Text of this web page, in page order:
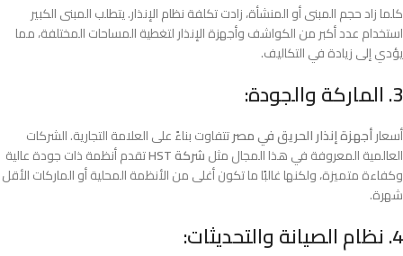
كلما زاد حجم المبنى أو المنشأة، زادت تكلفة نظام الإنذار. يتطلب المبنى الكبير
استخدام عدد أكبر من الكواشف وأجهزة الإنذار لتغطية المساحات المختلفة، مما
يؤدي إلى زيادة في التكاليف.
3. الماركة والجودة:
أسعارأجهزة إنذار الحريق في مصرتتفاوت بناءً على العلامة التجارية. الشركات
العالمية المعروفة في هذا المجال مثلشركة HST
تقدم أنظمة ذات جودة عالية
وكفاءة متميزة، ولكنها غالبًا ما تكون أغلى من الأنظمة المحلية أو الماركات الأقل
شهرة.
4. نظام الصيانة والتحديثات: